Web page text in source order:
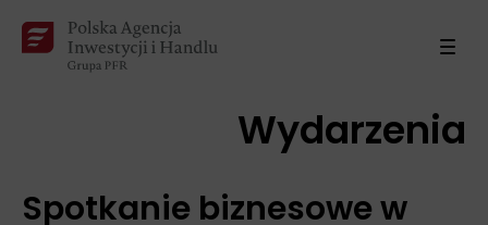
Wydarzenia
Spotkanie biznesowe w